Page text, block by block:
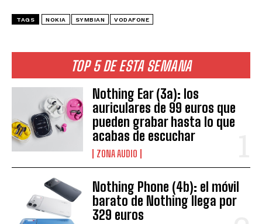
TOP 5 DE ESTA SEMANA
Nothing Ear (3a): los
auriculares de 99 euros que
pueden grabar hasta lo que
acabas de escuchar
ZONA AUDIO
Nothing Phone (4b): el móvil
barato de Nothing llega por
329 euros
TAGS NOKIA SYMBIAN VODAFONE